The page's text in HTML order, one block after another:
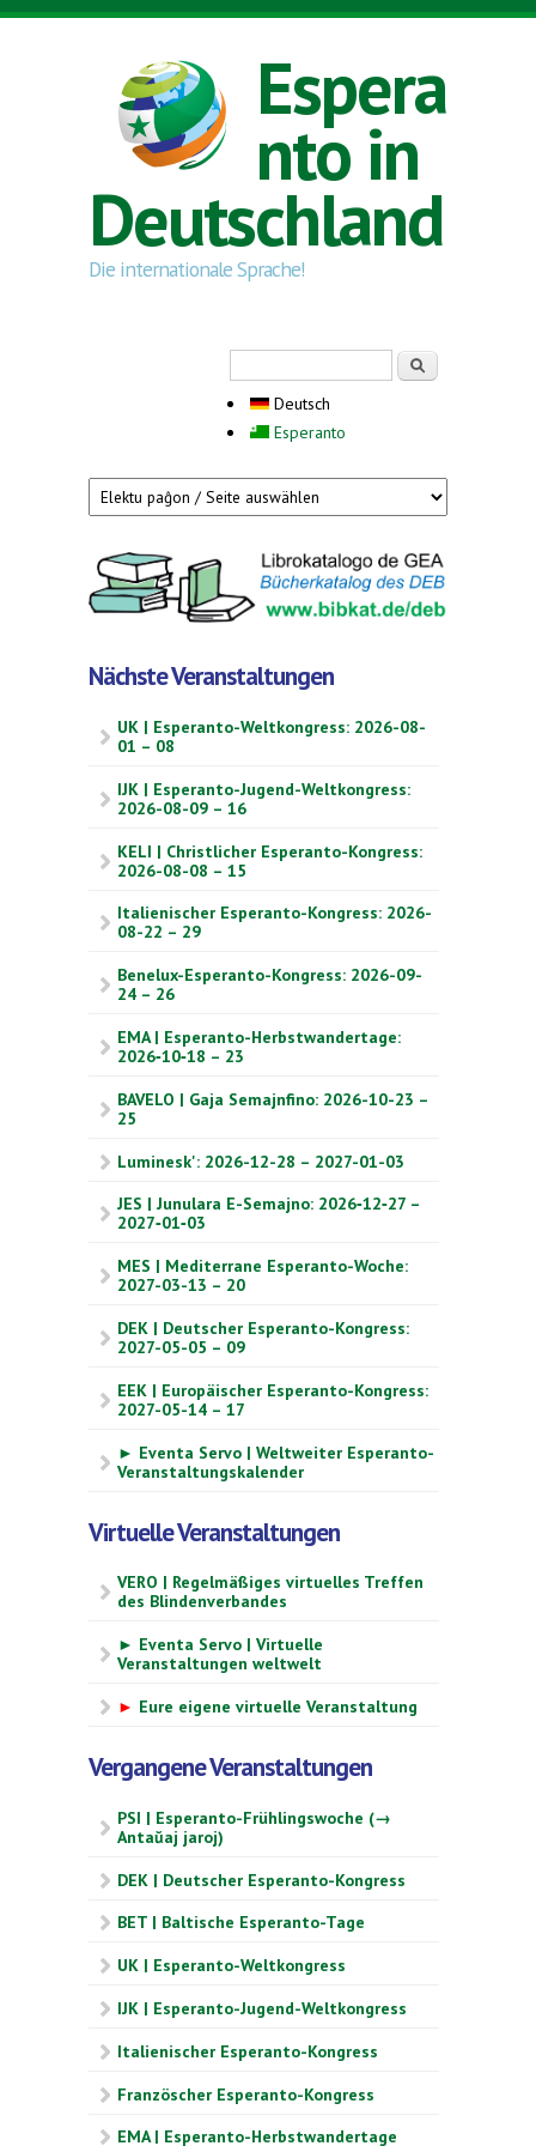
Direkt zum Inhalt
Espera
nto in
Deutschland
Die internationale Sprache!
Deutsch
Esperanto
Nächste Veranstaltungen
UK | Esperanto-Weltkongress: 2026-08-
01 – 08
IJK | Esperanto-Jugend-Weltkongress:
2026-08-09 – 16
KELI | Christlicher Esperanto-Kongress:
2026-08-08 – 15
Italienischer Esperanto-Kongress: 2026-
08-22 – 29
Benelux-Esperanto-Kongress: 2026-09-
24 – 26
EMA | Esperanto-Herbstwandertage:
2026‑10‑18 – 23
BAVELO | Gaja Semajnfino: 2026-10-23 –
25
Luminesk': 2026-12-28 – 2027-01-03
JES | Junulara E-Semajno: 2026‑12‑27 –
2027‑01‑03
MES | Mediterrane Esperanto-Woche:
2027-03-13 – 20
DEK | Deutscher Esperanto-Kongress:
2027-05-05 – 09
EEK | Europäischer Esperanto-Kongress:
2027-05-14 – 17
► Eventa Servo | Weltweiter Esperanto-
Veranstaltungskalender
Virtuelle Veranstaltungen
VERO | Regelmäßiges virtuelles Treffen
des Blindenverbandes
► Eventa Servo | Virtuelle
Veranstaltungen weltwelt
► Eure eigene virtuelle Veranstaltung
Vergangene Veranstaltungen
PSI | Esperanto-Frühlingswoche (→
Antaŭaj jaroj)
DEK | Deutscher Esperanto-Kongress
BET | Baltische Esperanto-Tage
UK | Esperanto-Weltkongress
IJK | Esperanto-Jugend-Weltkongress
Italienischer Esperanto-Kongress
Französcher Esperanto-Kongress
EMA | Esperanto-Herbstwandertage